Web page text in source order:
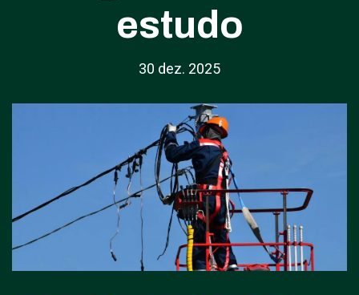
estudo
30 dez. 2025